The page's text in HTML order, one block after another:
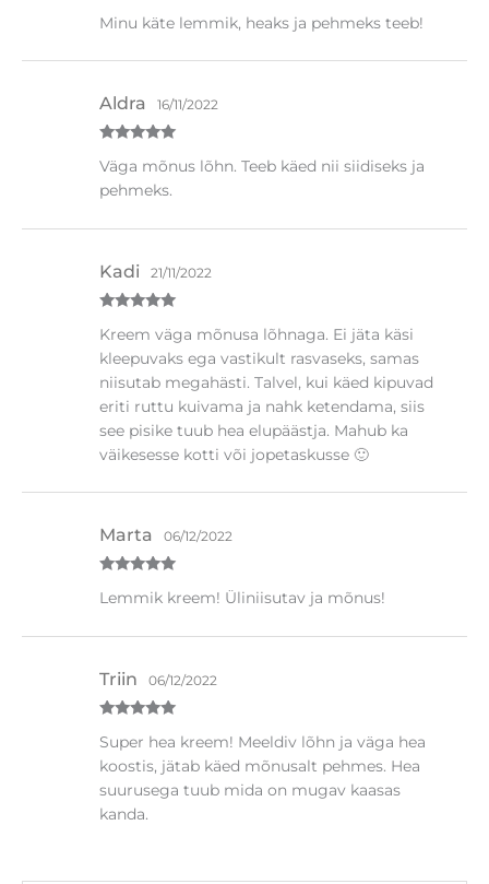
5/ 5
Minu käte lemmik, heaks ja pehmeks teeb!
5/ 5
Aldra 16/11/2022
Väga mõnus lõhn. Teeb käed nii siidiseks ja
pehmeks.
5/ 5
Kadi 21/11/2022
Kreem väga mõnusa lõhnaga. Ei jäta käsi
kleepuvaks ega vastikult rasvaseks, samas
niisutab megahästi. Talvel, kui käed kipuvad
eriti ruttu kuivama ja nahk ketendama, siis
see pisike tuub hea elupäästja. Mahub ka
väikesesse kotti või jopetaskusse 🙂
5/ 5
Marta 06/12/2022
Lemmik kreem! Üliniisutav ja mõnus!
5/ 5
Triin 06/12/2022
Super hea kreem! Meeldiv lõhn ja väga hea
koostis, jätab käed mõnusalt pehmes. Hea
suurusega tuub mida on mugav kaasas
kanda.